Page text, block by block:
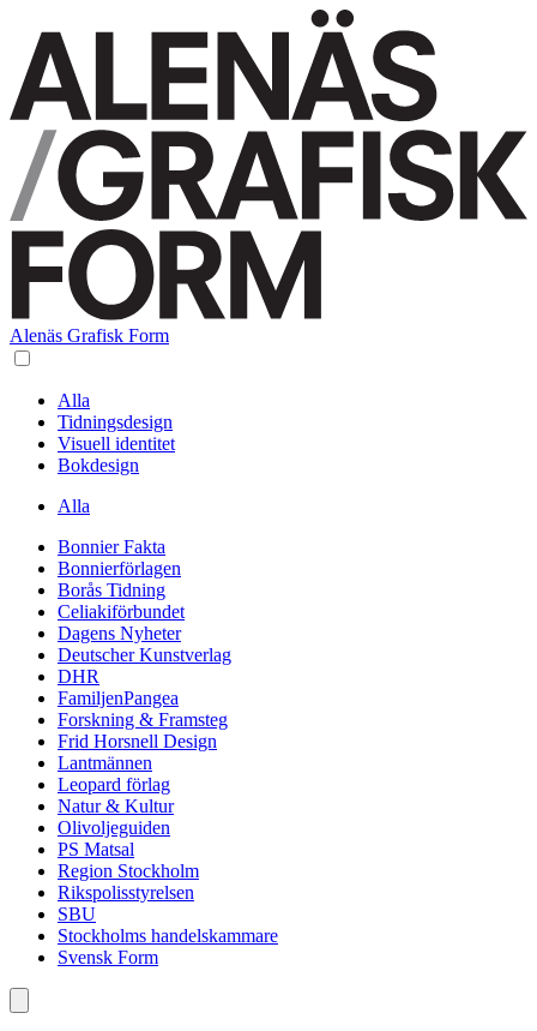
Alenäs Grafisk Form
Alla
Tidningsdesign
Visuell identitet
Bokdesign
Alla
Bonnier Fakta
Bonnierförlagen
Borås Tidning
Celiakiförbundet
Dagens Nyheter
Deutscher Kunstverlag
DHR
FamiljenPangea
Forskning & Framsteg
Frid Horsnell Design
Lantmännen
Leopard förlag
Natur & Kultur
Olivoljeguiden
PS Matsal
Region Stockholm
Rikspolisstyrelsen
SBU
Stockholms handelskammare
Svensk Form